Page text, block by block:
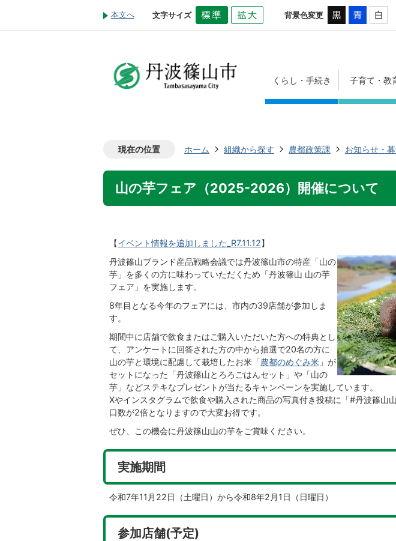
本文へ 文字サイズ 背景色変更
くらし・手続き 子育て・教
現在の位置 ホーム 組織から探す 農都政策課 お知らせ・
山の芋フェア（2025-2026）開催について
【イベント情報を追加しました_R7.11.12】
丹波篠山ブランド産品戦略会議では丹波篠山市の特産「山の
芋」を多くの方に味わっていただくため「丹波篠山 山の芋
フェア」を実施します。
8年目となる今年のフェアには、市内の39店舗が参加しま
す。
期間中に店舗で飲食またはご購入いただいた方への特典とし
て、アンケートに回答された方の中から抽選で20名の方に
山の芋と環境に配慮して栽培したお米「農都のめぐみ米 」が
セットになった「丹波篠山とろろごはんセット」や「山の
芋」などステキなプレゼントが当たるキャンペーンを実施しています。
Xやインスタグラムで飲食や購入された商品の写真付き投稿に「#丹波篠山
口数が2倍となりますので大変お得です。
ぜひ、この機会に丹波篠山山の芋をご賞味ください。
実施期間
令和7年11月22日（土曜日）から令和8年2月1日（日曜日）
参加店舗(予定)